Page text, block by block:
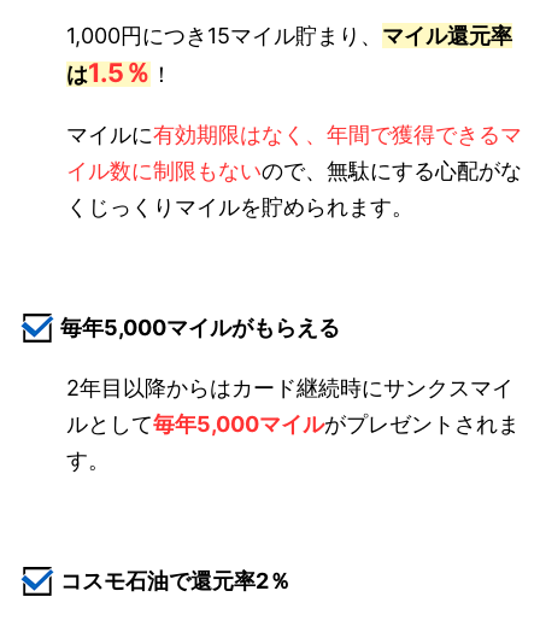
1,000円につき15マイル貯まり、 マイル還元率
は1.5％ ！
マイルに有効期限はなく、年間で獲得できるマ
イル数に制限もないので、無駄にする心配がな
くじっくりマイルを貯められます。
毎年5,000マイルがもらえる
2年目以降からはカード継続時にサンクスマイ
ルとして毎年5,000マイルがプレゼントされま
す。
コスモ石油で還元率2％